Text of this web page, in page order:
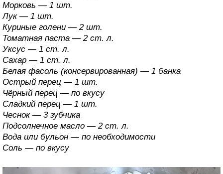
Морковь — 1 шт.
Лук — 1 шт.
Куриные голени — 2 шт.
Томатная паста — 2 ст. л.
Уксус — 1 ст. л.
Сахар — 1 ст. л.
Белая фасоль (консервированная) — 1 банка
Острый перец — 1 шт.
Чёрный перец — по вкусу
Сладкий перец — 1 шт.
Чеснок — 3 зубчика
Подсолнечное масло — 2 ст. л.
Вода или бульон — по необходимости
Соль — по вкусу